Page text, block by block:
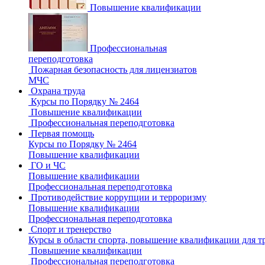
Повышение квалификации
Профессиональная
переподготовка
Пожарная безопасность для лицензиатов
МЧС
Охрана труда
Курсы по Порядку № 2464
Повышение квалификации
Профессиональная переподготовка
Первая помощь
Курсы по Порядку № 2464
Повышение квалификации
ГО и ЧС
Повышение квалификации
Профессиональная переподготовка
Противодействие коррупции и терроризму
Повышение квалификации
Профессиональная переподготовка
Спорт и тренерство
Курсы в области спорта, повышение квалификации для
Повышение квалификации
Профессиональная переподготовка